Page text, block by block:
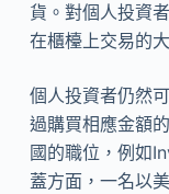
貨。對個人投資
在櫃檯上交易的
個人投資者仍然
過購買相應金額
國的職位，例如
蓋方面，一名以